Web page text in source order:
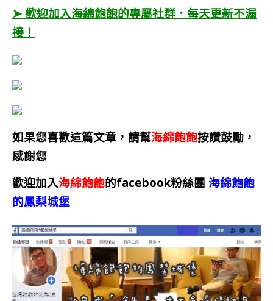
➤ 歡迎加入海綿飽飽的專屬社群．每天更新不漏
接！
如果您喜歡這篇文章，請幫海綿飽飽按讚鼓勵，
感謝您
歡迎加入海綿飽飽的facebook粉絲團 海綿飽飽
的鳳梨城堡